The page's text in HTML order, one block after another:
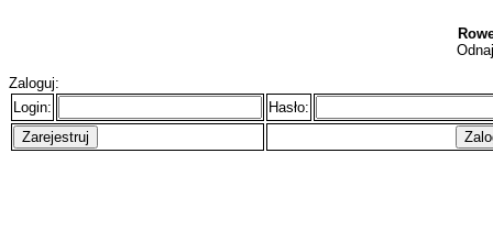
Zaloguj:
Login:
Hasło: